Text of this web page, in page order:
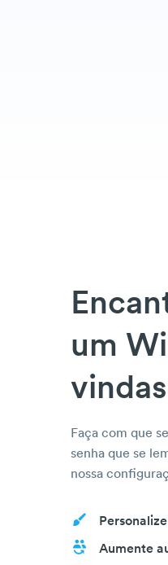
um
vindas
Faça com que
senha que se
nossa
Aumente